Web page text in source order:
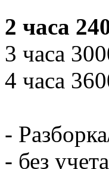
2 часа
3 часа
4 часа
-
- без